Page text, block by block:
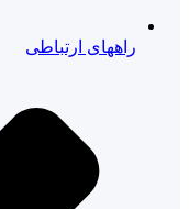
راههای ارتباطی